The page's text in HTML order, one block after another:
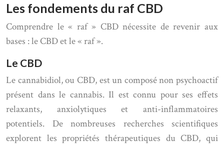
Les fondements du raf CBD
Comprendre le « raf » CBD nécessite de revenir aux
bases : le CBD et le « raf ».
Le CBD
Le cannabidiol, ou CBD, est un composé non psychoactif
présent dans le cannabis. Il est connu pour ses effets
relaxants, anxiolytiques et anti-inflammatoires
potentiels. De nombreuses recherches scientifiques
explorent les propriétés thérapeutiques du CBD, qui